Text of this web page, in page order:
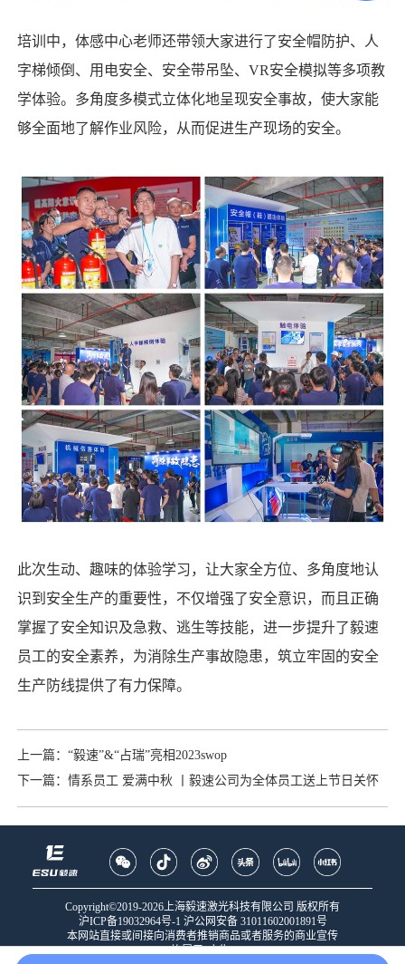
培训中，体感中心老师还带领大家进行了安全帽防护、人
字梯倾倒、用电安全、安全带吊坠、VR安全模拟等多项教
学体验。多角度多模式立体化地呈现安全事故，使大家能
够全面地了解作业风险，从而促进生产现场的安全。
此次生动、趣味的体验学习，让大家全方位、多角度地认
识到安全生产的重要性，不仅增强了安全意识，而且正确
掌握了安全知识及急救、逃生等技能，进一步提升了毅速
员工的安全素养，为消除生产事故隐患，筑立牢固的安全
生产防线提供了有力保障。
上一篇：“毅速”&“占瑞”亮相2023swop
下一篇：情系员工 爱满中秋 丨毅速公司为全体员工送上节日关怀
Copyright©2019-2026上海毅速激光科技有限公司 版权所有
沪ICP备19032964号-1 沪公网安备 31011602001891号
本网站直接或间接向消费者推销商品或者服务的商业宣传
均属于“广告”